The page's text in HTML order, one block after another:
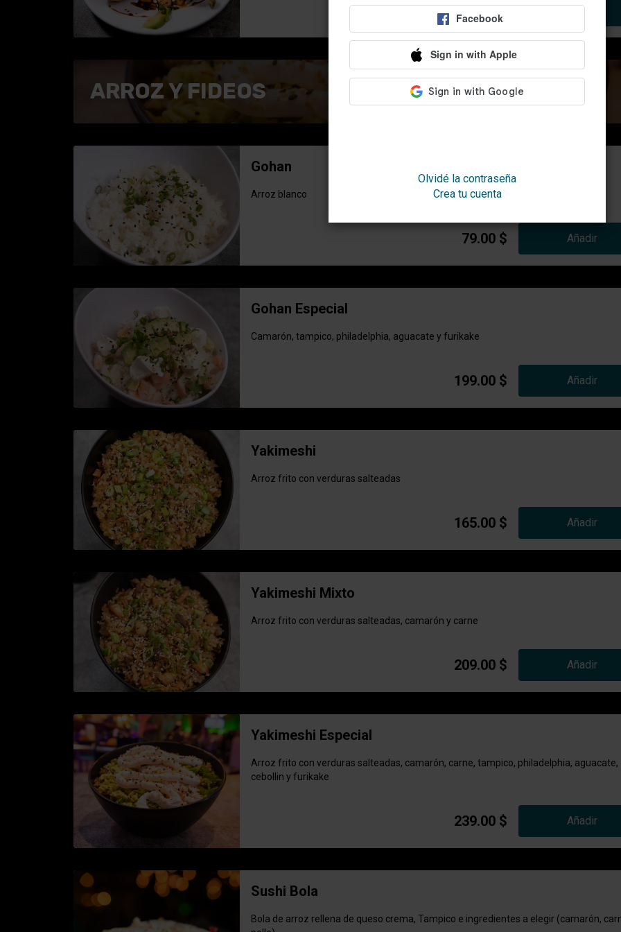
199.00 $ Añadir
ARROZ Y FIDEOS
Gohan
Arroz blanco
79.00 $ Añadir
Gohan Especial
Camarón, tampico, philadelphia, aguacate y furikake
199.00 $ Añadir
Yakimeshi
Arroz frito con verduras salteadas
165.00 $ Añadir
Yakimeshi Mixto
Arroz frito con verduras salteadas, camarón y carne
209.00 $ Añadir
Yakimeshi Especial
Arroz frito con verduras salteadas, camarón, carne, tampico, philadelphia, aguacate,
cebollin y furikake
239.00 $ Añadir
Sushi Bola
Bola de arroz rellena de queso crema, Tampico e ingredientes a elegir (camarón,
Olvidé la contraseña
Crea tu cuenta